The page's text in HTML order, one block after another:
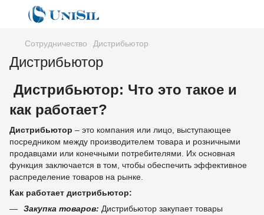
Сотрудничество Дистрибьютор
Дистрибьютор
Дистрибьютор: Что это такое и
как работает?
Дистрибьютор – это компания или лицо, выступающее
посредником между производителем товара и розничными
продавцами или конечными потребителями. Их основная
функция заключается в том, чтобы обеспечить эффективное
распределение товаров на рынке.
Как работает дистрибьютор:
Закупка товаров: Дистрибьютор закупает товары